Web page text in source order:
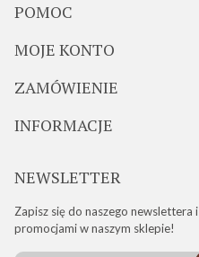
POMOC
MOJE KONTO
ZAMÓWIENIE
INFORMACJE
NEWSLETTER
Zapisz się do naszego newslettera
promocjami w naszym sklepie!